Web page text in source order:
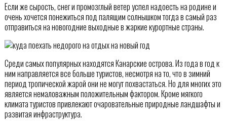
Если же сырость, снег и промозглый ветер успел надоесть на родине и
очень хочется понежиться под палящим солнышком тогда в самый раз
отправиться на новогодние выходные в жаркие курортные страны.
Среди самых популярных находятся Канарские острова. Из года в год к
ним направляется все больше туристов, несмотря на то, что в зимний
период тропической жарой они не могут похвастаться. Но для многих это
является немаловажным положительным фактором. Кроме мягкого
климата туристов привлекают очаровательные природные ландшафты и
развитая инфраструктура.